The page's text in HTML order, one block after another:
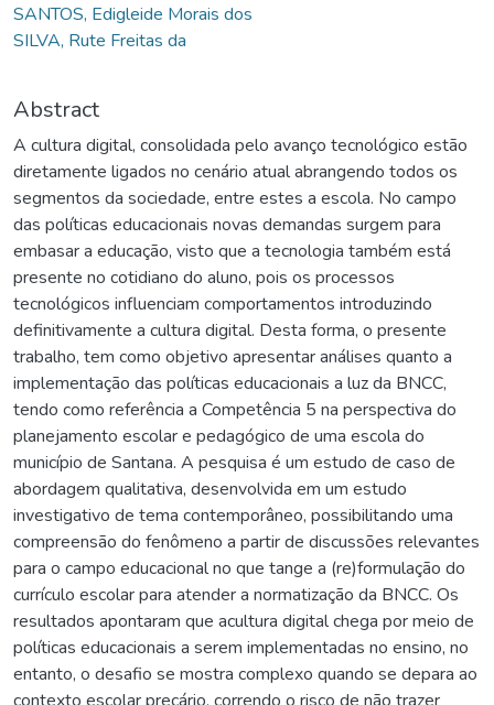
SANTOS, Edigleide Morais dos
SILVA, Rute Freitas da
Abstract
A cultura digital, consolidada pelo avanço tecnológico estão
diretamente ligados no cenário atual abrangendo todos os
segmentos da sociedade, entre estes a escola. No campo
das políticas educacionais novas demandas surgem para
embasar a educação, visto que a tecnologia também está
presente no cotidiano do aluno, pois os processos
tecnológicos influenciam comportamentos introduzindo
definitivamente a cultura digital. Desta forma, o presente
trabalho, tem como objetivo apresentar análises quanto a
implementação das políticas educacionais a luz da BNCC,
tendo como referência a Competência 5 na perspectiva do
planejamento escolar e pedagógico de uma escola do
município de Santana. A pesquisa é um estudo de caso de
abordagem qualitativa, desenvolvida em um estudo
investigativo de tema contemporâneo, possibilitando uma
compreensão do fenômeno a partir de discussões relevantes
para o campo educacional no que tange a (re)formulação do
currículo escolar para atender a normatização da BNCC. Os
resultados apontaram que acultura digital chega por meio de
políticas educacionais a serem implementadas no ensino, no
entanto, o desafio se mostra complexo quando se depara ao